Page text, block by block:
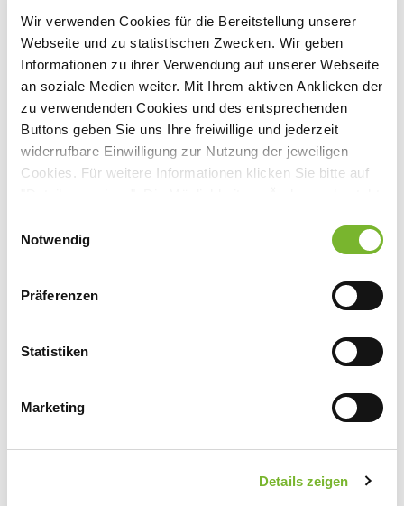
Wir verwenden Cookies für die Bereitstellung unserer
Webseite und zu statistischen Zwecken. Wir geben
Informationen zu ihrer Verwendung auf unserer Webseite
an soziale Medien weiter. Mit Ihrem aktiven Anklicken der
zu verwendenden Cookies und des entsprechenden
Buttons geben Sie uns Ihre freiwillige und jederzeit
widerrufbare Einwilligung zur Nutzung der jeweiligen
Cookies. Für weitere Informationen klicken Sie bitte auf
"Details anzeigen". Die Möglichkeit zur Änderung besteht
Datenschutzerklärung
Notwendig
Präferenzen
Statistiken
Marketing
Details zeigen
Bonner Str. 84, 50389 Wesseling
Anbieter:
Herrn Prof. Dr. Jacobi
50389 Wesseling
Mail:chirurgie@krankenhaus-wesseling.de
Zurück zur Übersicht